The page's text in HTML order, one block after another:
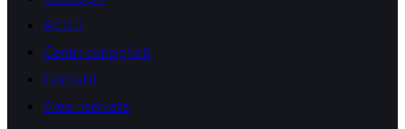
Artisti
Centri consigliati
Contatti
Area riservata